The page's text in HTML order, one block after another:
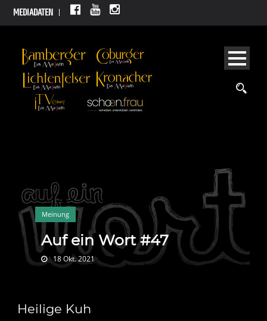
MEDIADATEN
Meinung
Auf ein Wort #47
18 Okt. 2021
Heilige Kuh